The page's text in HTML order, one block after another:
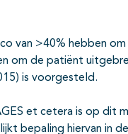
van >40% hebben om
om de patiënt
is voorgesteld.
et cetera is op dit
bepaling hiervan in